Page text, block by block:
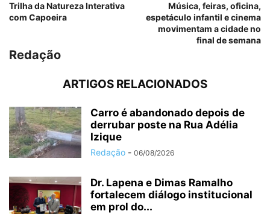
Trilha da Natureza Interativa
com Capoeira
Música, feiras, oficina,
espetáculo infantil e cinema
movimentam a cidade no
final de semana
Redação
ARTIGOS RELACIONADOS
Carro é abandonado depois de
derrubar poste na Rua Adélia
Izique
Redação - 06/08/2026
Dr. Lapena e Dimas Ramalho
fortalecem diálogo institucional
em prol do...